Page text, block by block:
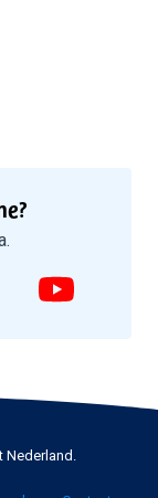
Nederland.